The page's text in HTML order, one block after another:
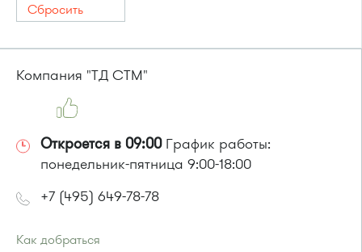
Сбросить
Компания "ТД СТМ"
Откроется в 09:00График работы:
понедельник-пятница 9:00-18:00
+7 (495) 649-78-78
Как добраться